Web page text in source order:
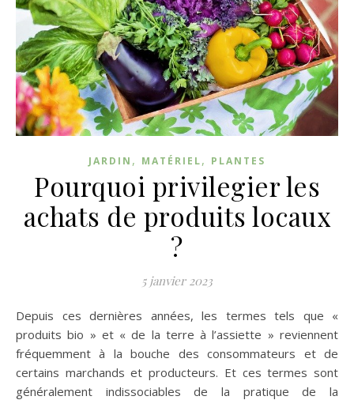
JARDIN , MATÉRIEL, PLANTES
Pourquoi privilegier les
achats de produits locaux
?
5 janvier 2023
Depuis ces dernières années, les termes tels que «
produits bio » et « de la terre à l’assiette » reviennent
fréquemment à la bouche des consommateurs et de
certains marchands et producteurs. Et ces termes sont
généralement indissociables de la pratique de la